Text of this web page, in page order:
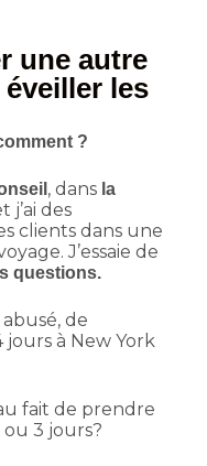
une autre
les
?
, dans la
j’ai des
clients dans une
J’essaie de
questions.
de
à New York
fait de prendre
ou 3 jours?